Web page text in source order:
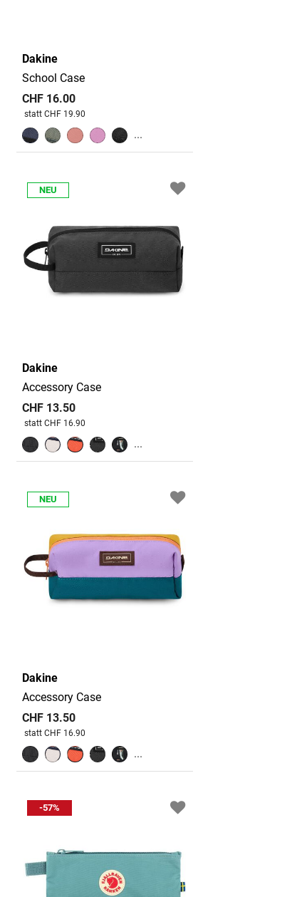
Dakine
School Case
CHF 16.00
Preis reduziert von
statt CHF 19.90
...
NEU
Dakine
Accessory Case
CHF 13.50
Preis reduziert von
statt CHF 16.90
...
NEU
Dakine
Accessory Case
CHF 13.50
Preis reduziert von
statt CHF 16.90
...
-57%